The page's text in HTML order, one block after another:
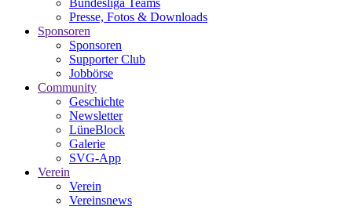
Bundesliga Teams
Presse, Fotos & Downloads
Sponsoren
Sponsoren
Supporter Club
Jobbörse
Community
Geschichte
Newsletter
LüneBlock
Galerie
SVG-App
Verein
Verein
Vereinsnews